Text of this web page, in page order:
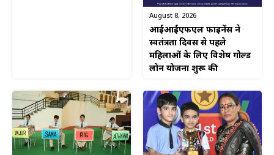
August 8, 2026
आईआईएफएल फाइनेंस ने
स्वतंत्रता दिवस से पहले
महिलाओं के लिए विशेष गोल्ड
लोन योजना शुरू की